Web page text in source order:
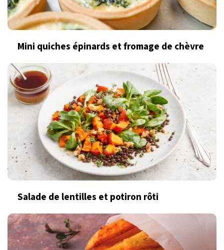
Mini quiches épinards et fromage de chèvre
Salade de lentilles et potiron rôti